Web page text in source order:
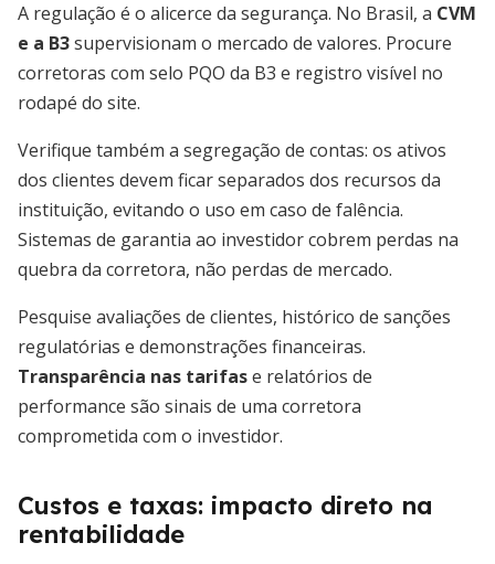
A regulação é o alicerce da segurança. No Brasil, a CVM
e a B3supervisionam o mercado de valores. Procure
corretoras com selo PQO da B3 e registro visível no
rodapé do site.
Verifique também a segregação de contas: os ativos
dos clientes devem ficar separados dos recursos da
instituição, evitando o uso em caso de falência.
Sistemas de garantia ao investidor cobrem perdas na
quebra da corretora, não perdas de mercado.
Pesquise avaliações de clientes, histórico de sanções
regulatórias e demonstrações financeiras.
Transparência nas tarifase relatórios de
performance são sinais de uma corretora
comprometida com o investidor.
Custos e taxas: impacto direto na
rentabilidade